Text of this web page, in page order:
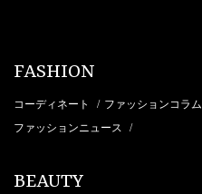
FASHION
コーディネート / ファッションコラム
ファッションニュース /
BEAUTY